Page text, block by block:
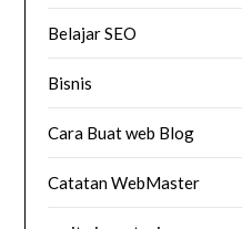
Belajar SEO
Bisnis
Cara Buat web Blog
Catatan WebMaster